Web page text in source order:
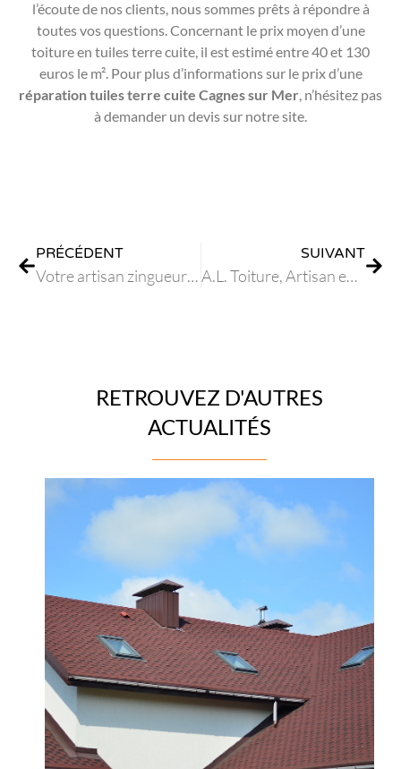
l’écoute de nos clients, nous sommes prêts à répondre à
toutes vos questions. Concernant le prix moyen d’une
toiture en tuiles terre cuite, il est estimé entre 40 et 130
euros le m². Pour plus d’informations sur le prix d’une
réparation tuiles terre cuite Cagnes sur Mer , n’hésitez pas
à demander un devis sur notre site.
PRÉCÉDENT
Votre artisan zingueur à Antibes
SUIVANT
A.L. Toiture, Artisan en Zinguerie Cagnes sur Mer Entreprise de Confiance
RETROUVEZ D'AUTRES
ACTUALITÉS